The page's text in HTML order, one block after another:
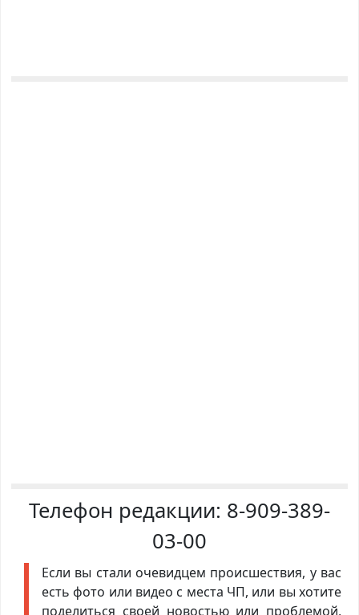
Телефон редакции: 8-909-389-
03-00
Если вы стали очевидцем происшествия, у вас
есть фото или видео с места ЧП, или вы хотите
поделиться своей новостью или проблемой,